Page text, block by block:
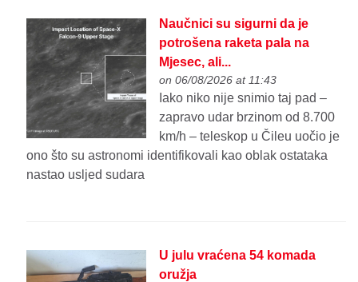
Naučnici su sigurni da je
potrošena raketa pala na
Mjesec, ali...
on 06/08/2026 at 11:43
Iako niko nije snimio taj pad –
zapravo udar brzinom od 8.700
km/h – teleskop u Čileu uočio je
ono što su astronomi identifikovali kao oblak ostataka
nastao usljed sudara
U julu vraćena 54 komada
oružja